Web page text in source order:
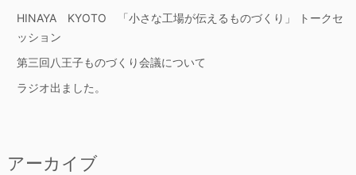
HINAYA KYOTO 「小さな工場が伝えるものづくり」 トークセ
ッション
第三回八王子ものづくり会議について
ラジオ出ました。
アーカイブ